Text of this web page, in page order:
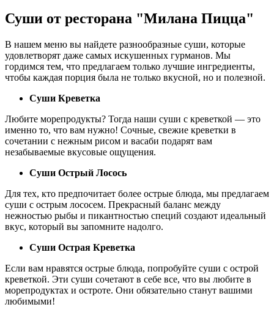
Суши от ресторана "Милана Пицца"
В нашем меню вы найдете разнообразные суши, которые
удовлетворят даже самых искушенных гурманов. Мы
гордимся тем, что предлагаем только лучшие ингредиенты,
чтобы каждая порция была не только вкусной, но и полезной.
Суши Креветка
Любите морепродукты? Тогда наши суши с креветкой — это
именно то, что вам нужно! Сочные, свежие креветки в
сочетании с нежным рисом и васаби подарят вам
незабываемые вкусовые ощущения.
Суши Острый Лосось
Для тех, кто предпочитает более острые блюда, мы предлагаем
суши с острым лососем. Прекрасный баланс между
нежностью рыбы и пикантностью специй создают идеальный
вкус, который вы запомните надолго.
Суши Острая Креветка
Если вам нравятся острые блюда, попробуйте суши с острой
креветкой. Эти суши сочетают в себе все, что вы любите в
морепродуктах и остроте. Они обязательно станут вашими
любимыми!